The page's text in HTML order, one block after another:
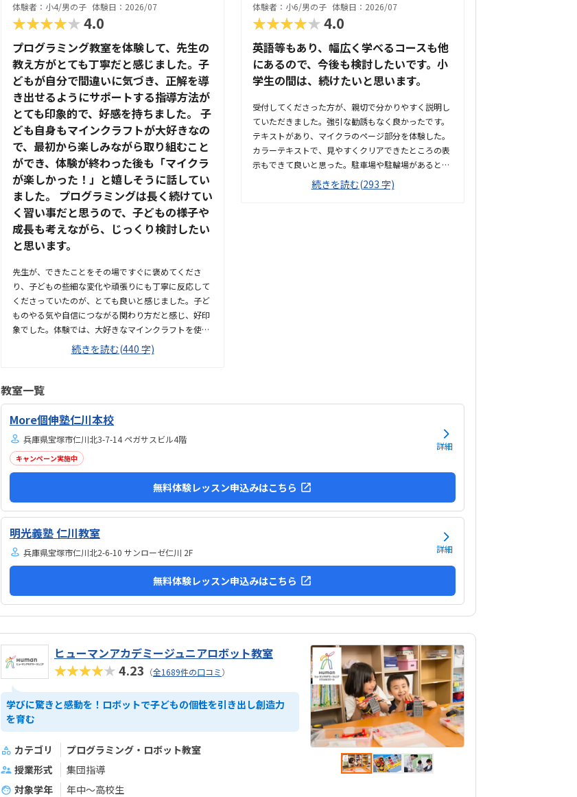
体験者：小4/男の子 体験日：2026/07
★★★★★4.0
プログラミング教室を体験して、先生の
教え方がとても丁寧だと感じました。子
どもが自分で間違いに気づき、正解を導
き出せるようにサポートする指導方法が
とても印象的で、好感を持ちました。 子
ども自身もマインクラフトが大好きなの
で、最初から楽しみながら取り組むこと
ができ、体験が終わった後も「マイクラ
が楽しかった！」と嬉しそうに話してい
ました。 プログラミングは長く続けてい
く習い事だと思うので、子どもの様子や
成長も考えながら、じっくり検討したい
と思います。
先生が、できたことをその場ですぐに褒めてくださ
り、子どもの些細な変化や頑張りにも丁寧に反応して
くださっていたのが、とても良いと感じました。子ど
ものやる気や自信につながる関わり方だと感じ、好印
象でした。体験では、大好きなマインクラフトを使っ
た授業だったため、楽しみながら取り組むことがで
き、とても良かったです。ただ、今後もずっとマイン
も興味を持って取り組めるかどうかは少し気になる点
でした。教室は自宅から15分ほどの距離にあり、通い
やすいと感じました。また、駐車場もあるため、送り
ました。教室は一人ひとりの席が完全に仕切られてい
るわけではありませんが、壁などで視線が分散しにく
い工夫がされており、集中しやすい雰囲気だと感じま
した。月4回（1回50分）で約12,000円という料金
は、我が家にとってはや...
続きを読む(440 字)
体験者：小6/男の子 体験日：2026/07
★★★★★4.0
英語等もあり、幅広く学べるコースも他
にあるので、今後も検討したいです。小
学生の間は、続けたいと思います。
受付してくださった方が、親切で分かりやすく説明し
ていただきました。強引な勧誘もなく良かったです。
テキストがあり、マイクラのページ部分を体験した。
カラーテキストで、見やすくクリアできたところの表
示もできて良いと思った。駐車場や駐輪場があるとも
っと良かった。徒歩で通うことになりそうです。駅か
らは近くて良いです。雰囲気も良く、清潔感もあっ
続きを読む(293 字)
教室一覧
More個伸塾仁川本校
兵庫県宝塚市仁川北3-7-14 ペガサスビル4階
キャンペーン実施中
詳細
無料体験レッスン申込みはこちら
明光義塾 仁川教室
兵庫県宝塚市仁川北2-6-10 サンローゼ仁川 2F 詳細
無料体験レッスン申込みはこちら
ヒューマンアカデミージュニアロボット教室
★★★★★4.23 （全1689件の口コミ）
学びに驚きと感動を！ロボットで子どもの個性を引き出し創造力
を育む
カテゴリ
プログラミング・ロボット教室
授業形式
集団指導
対象学年
年中～高校生